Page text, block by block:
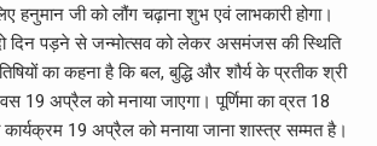
हनुमान जी को लौंग चढ़ाना शुभ एवं लाभकारी होगा।
दो दिन पड़ने से जन्मोत्सव को लेकर असमंजस की स्थिति
का कहना है कि बल, बुद्धि और शौर्य के प्रतीक श्री
19 अप्रैल को मनाया जाएगा। पूर्णिमा का व्रत 18
19 अप्रैल को मनाया जाना शास्त्र सम्मत है।